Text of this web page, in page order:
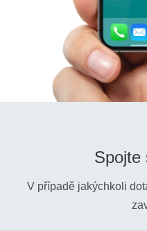
Spojte
V případě jakýchkoli